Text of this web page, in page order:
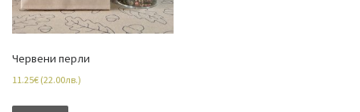
Червени перли
11.25€ (22.00лв.)